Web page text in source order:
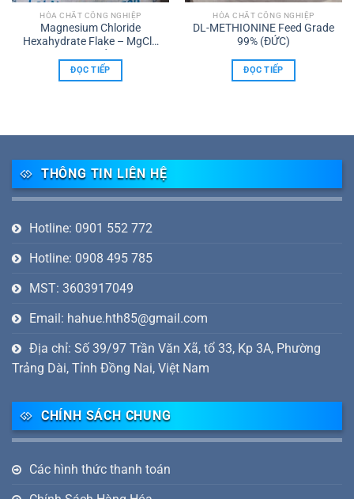
HÓA CHẤT CÔNG NGHIỆP
Magnesium Chloride
Hexahydrate Flake – MgCl2
ĐỌC TIẾP
HÓA CHẤT CÔNG NGHIỆP
DL-METHIONINE Feed Grade
99% (ĐỨC)
ĐỌC TIẾP
THÔNG TIN LIÊN HỆ
Hotline: 0901 552 772
Hotline: 0908 495 785
MST: 3603917049
Email: hahue.hth85@gmail.com
Địa chỉ: Số 39/97 Trần Văn Xã, tổ 33, Kp 3A, Phường
Trảng Dài, Tỉnh Đồng Nai, Việt Nam
CHÍNH SÁCH CHUNG
Các hình thức thanh toán